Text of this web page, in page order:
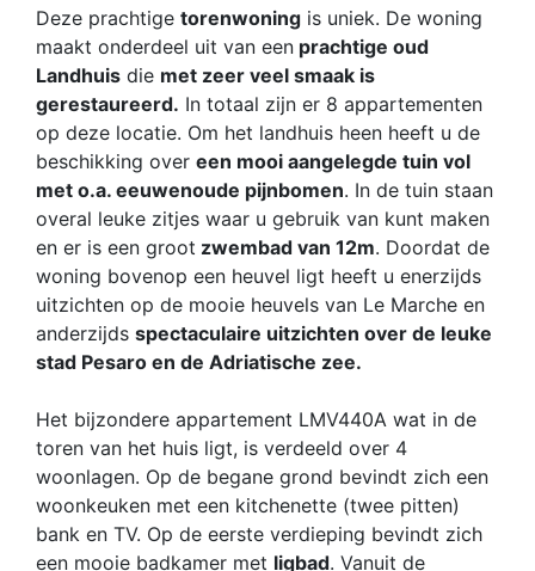
Deze prachtige torenwoning is uniek. De woning
maakt onderdeel uit van een prachtige oud
Landhuis die met zeer veel smaak is
gerestaureerd. In totaal zijn er 8 appartementen
op deze locatie. Om het landhuis heen heeft u de
beschikking over een mooi aangelegde tuin vol
met o.a. eeuwenoude pijnbomen. In de tuin staan
overal leuke zitjes waar u gebruik van kunt maken
en er is een groot zwembad van 12m. Doordat de
woning bovenop een heuvel ligt heeft u enerzijds
uitzichten op de mooie heuvels van Le Marche en
anderzijds spectaculaire uitzichten over de leuke
stad Pesaro en de Adriatische zee.
Het bijzondere appartement LMV440A wat in de
toren van het huis ligt, is verdeeld over 4
woonlagen. Op de begane grond bevindt zich een
woonkeuken met een kitchenette (twee pitten)
bank en TV. Op de eerste verdieping bevindt zich
een mooie badkamer met ligbad. Vanuit de